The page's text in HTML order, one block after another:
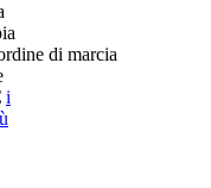
di marcia
i